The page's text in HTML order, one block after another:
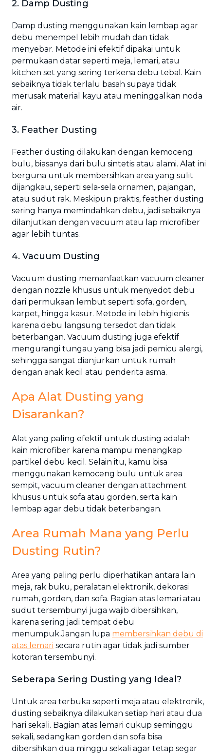
2. Damp Dusting
Damp dusting menggunakan kain lembap agar
debu menempel lebih mudah dan tidak
menyebar. Metode ini efektif dipakai untuk
permukaan datar seperti meja, lemari, atau
kitchen set yang sering terkena debu tebal. Kain
sebaiknya tidak terlalu basah supaya tidak
merusak material kayu atau meninggalkan noda
air.
3. Feather Dusting
Feather dusting dilakukan dengan kemoceng
bulu, biasanya dari bulu sintetis atau alami. Alat ini
berguna untuk membersihkan area yang sulit
dijangkau, seperti sela-sela ornamen, pajangan,
atau sudut rak. Meskipun praktis, feather dusting
sering hanya memindahkan debu, jadi sebaiknya
dilanjutkan dengan vacuum atau lap microfiber
agar lebih tuntas.
4. Vacuum Dusting
Vacuum dusting memanfaatkan vacuum cleaner
dengan nozzle khusus untuk menyedot debu
dari permukaan lembut seperti sofa, gorden,
karpet, hingga kasur. Metode ini lebih higienis
karena debu langsung tersedot dan tidak
beterbangan. Vacuum dusting juga efektif
mengurangi tungau yang bisa jadi pemicu alergi,
sehingga sangat dianjurkan untuk rumah
dengan anak kecil atau penderita asma.
Apa Alat Dusting yang
Disarankan?
Alat yang paling efektif untuk dusting adalah
kain microfiber karena mampu menangkap
partikel debu kecil. Selain itu, kamu bisa
menggunakan kemoceng bulu untuk area
sempit, vacuum cleaner dengan attachment
khusus untuk sofa atau gorden, serta kain
lembap agar debu tidak beterbangan.
Area Rumah Mana yang Perlu
Dusting Rutin?
Area yang paling perlu diperhatikan antara lain
meja, rak buku, peralatan elektronik, dekorasi
rumah, gorden, dan sofa. Bagian atas lemari atau
sudut tersembunyi juga wajib dibersihkan,
karena sering jadi tempat debu
menumpuk.Jangan lupa membersihkan debu di
atas lemari secara rutin agar tidak jadi sumber
kotoran tersembunyi.
Seberapa Sering Dusting yang Ideal?
Untuk area terbuka seperti meja atau elektronik,
dusting sebaiknya dilakukan setiap hari atau dua
hari sekali. Bagian atas lemari cukup seminggu
sekali, sedangkan gorden dan sofa bisa
dibersihkan dua minggu sekali agar tetap segar